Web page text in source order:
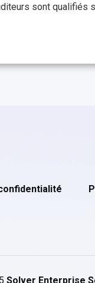
sont qualifiés
Solver Enterprise